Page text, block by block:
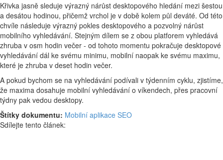
Křivka jasně sleduje výrazný nárůst desktopového hledání mezi šestou
a desátou hodinou, přičemž vrchol je v době kolem půl deváté. Od této
chvíle následuje výrazný pokles desktopového a pozvolný nárůst
mobilního vyhledávání. Stejným dílem se z obou platforem vyhledává
zhruba v osm hodin večer - od tohoto momentu pokračuje desktopové
vyhledávání dál ke svému minimu, mobilní naopak ke svému maximu,
které je zhruba v deset hodin večer.
A pokud bychom se na vyhledávání podívali v týdenním cyklu, zjistíme,
že maxima dosahuje mobilní vyhledávání o víkendech, přes pracovní
týdny pak vedou desktopy.
Štítky dokumentu: Mobilní aplikace SEO
Sdílejte tento článek: